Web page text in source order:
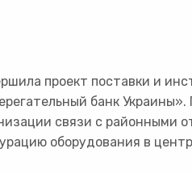
проект поставки и
банк
связи с районными
оборудования в